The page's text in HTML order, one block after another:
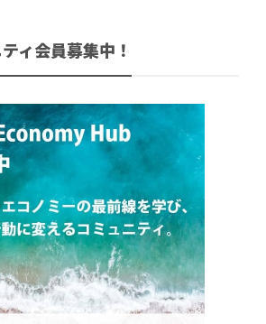
ィ会員募集中！